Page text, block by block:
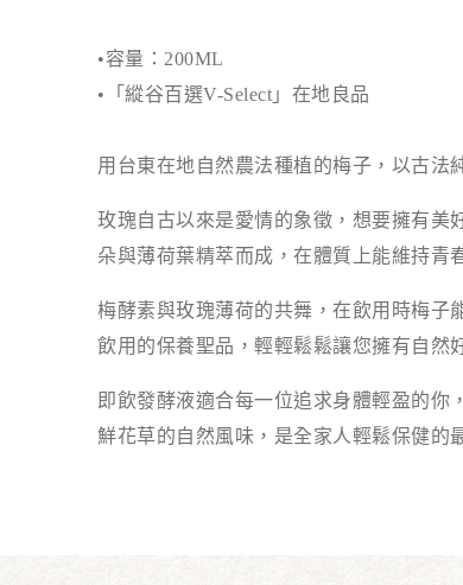
•容量：200ML
•「縱谷百選V-Select」在地良品
用台東在地自然農法種植的梅子，以古法
玫瑰自古以來是愛情的象徵，想要擁有
朵與薄荷葉精萃而成，在體質上能維持青
梅酵素與玫瑰薄荷的共舞，在飲用時梅子
飲用的保養聖品，輕輕鬆鬆讓您擁有自然
即飲發酵液適合每一位追求身體輕盈的你
鮮花草的自然風味，是全家人輕鬆保健的